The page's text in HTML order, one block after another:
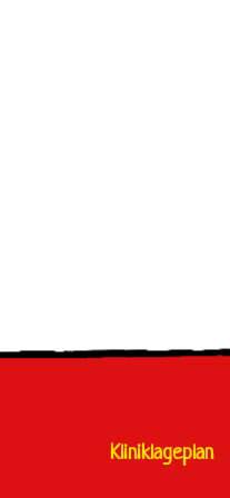
Kliniklageplan